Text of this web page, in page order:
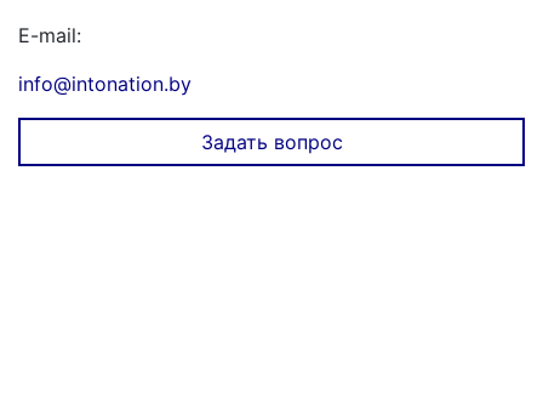
E-mail:
info@intonation.by
Задать вопрос